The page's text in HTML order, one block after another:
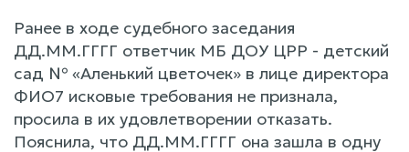
Ранее в ходе судебного заседания
ДД.ММ.ГГГГ ответчик МБ ДОУ ЦРР - детский
сад № «Аленький цветочек» в лице директора
ФИО7 исковые требования не признала,
просила в их удовлетворении отказать.
Пояснила, что ДД.ММ.ГГГГ она зашла в одну